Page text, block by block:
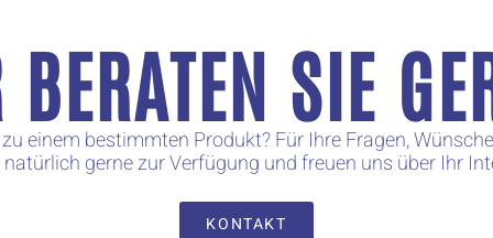
SIE
einem bestimmten Produkt? Für Ihre Fragen,
gerne zur Verfügung und freuen uns über Ihr
KONTAKT